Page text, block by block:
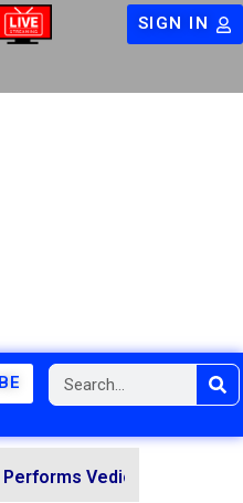
SIGN IN
Rituals for the